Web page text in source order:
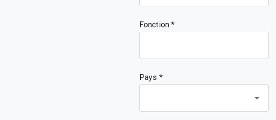
Fonction
Pays *